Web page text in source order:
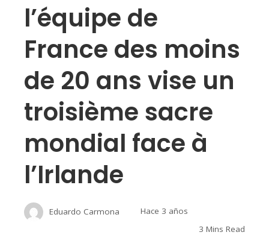
l’équipe de
France des moins
de 20 ans vise un
troisième sacre
mondial face à
l’Irlande
Eduardo Carmona
Hace 3 años
3 Mins Read